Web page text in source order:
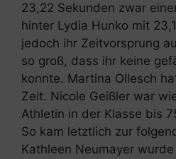
23,22 Sekunden zwar
hinter Lydia Hunko mit
jedoch ihr Zeitvorsprung
so groß, dass ihr keine
konnte. Martina Ollesch
Zeit. Nicole Geißler war
Athletin in der Klasse bis
So kam letztlich zur
Kathleen Neumayer